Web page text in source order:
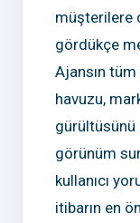
müşterilere
gördükçe
Ajansın tüm
havuzu,
görünüm
kullanıcı
itibarın en